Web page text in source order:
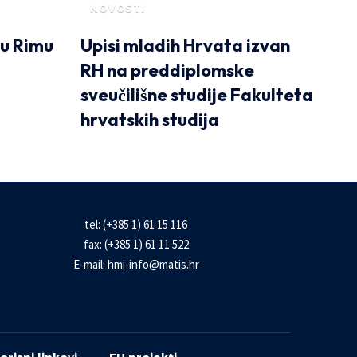
Rimu
NOVOSTI
Upisi mladih Hrvata izvan
RH na preddiplomske
sveučilišne studije Fakulteta
hrvatskih studija
tel: (+385 1) 61 15 116
fax: (+385 1) 61 11 522
E-mail: hmi-info@matis.hr